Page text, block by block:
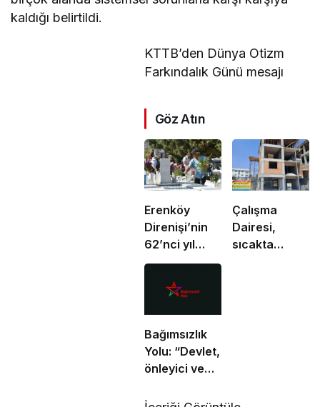
kaldığı belirtildi.
KTTB’den Dünya Otizm
Farkındalık Günü mesajı
Göz Atın
Erenköy
Direnişi’nin
62’nci yıl
dönümünde
şehitler
törenle anıldı
Çalışma
Dairesi,
sıcakta
Bağımsızlık
Yolu: “Devlet,
önleyici ve
sorumluluklarını